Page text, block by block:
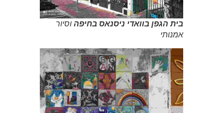
בית הגפן בוואדי ניסנאס בחיפה וסיור
אמנותי